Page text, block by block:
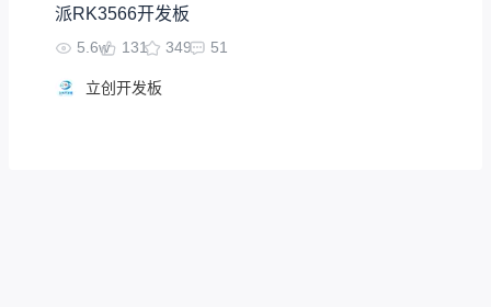
派RK3566开发板
5.6w 131 349 51
立创开发板